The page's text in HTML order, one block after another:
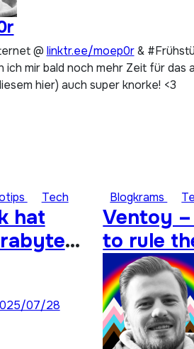
@ linktr.ee/moep0r&
ich mir bald noch mehr Zeit für das
hier) auch super knorke! <3
Tech
hat
07/28
Blogkrams
Ventoy
to rule